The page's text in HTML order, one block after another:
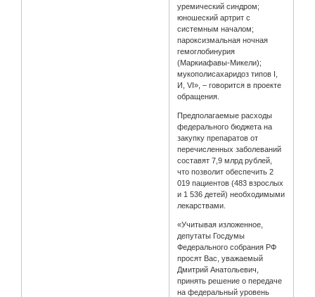
уремический синдром;
юношеский артрит с
системным началом;
пароксизмальная ночная
гемоглобинурия
(Маркиафавы-Микели);
мукополисахаридоз типов I,
И, VI», – говорится в проекте
обращения.
Предполагаемые расходы
федерального бюджета на
закупку препаратов от
перечисленных заболеваний
составят 7,9 млрд рублей,
что позволит обеспечить 2
019 пациентов (483 взрослых
и 1 536 детей) необходимыми
лекарствами.
«Учитывая изложенное,
депутаты Госдумы
Федерального собрания РФ
просят Вас, уважаемый
Дмитрий Анатольевич,
принять решение о передаче
на федеральный уровень